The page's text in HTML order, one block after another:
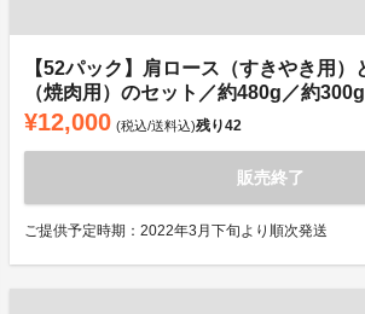
【52パック】肩ロース（すきやき用）
（焼肉用）のセット／約480g／約300g
¥12,000 (税込/送料込)残り42
販売終了
ご提供予定時期：2022年3月下旬より順次発送